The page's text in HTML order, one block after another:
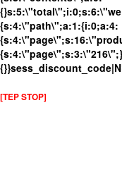
{s:4:\"path\";a:1:{i:0;a:4:
[TEP STOP]